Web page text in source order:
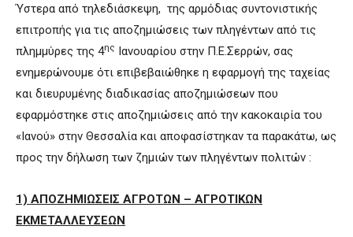
Ύστερα από τηλεδιάσκεψη, της αρμόδιας συντονιστικής
επιτροπής για τις αποζημιώσεις των πληγέντων από τις
πλημμύρες της 4ης Ιανουαρίου στην Π.Ε.Σερρών, σας
ενημερώνουμε ότι επιβεβαιώθηκε η εφαρμογή της ταχείας
και διευρυμένης διαδικασίας αποζημιώσεων που
εφαρμόστηκε στις αποζημιώσεις από την κακοκαιρία του
«Ιανού» στην Θεσσαλία και αποφασίστηκαν τα παρακάτω, ως
προς την δήλωση των ζημιών των πληγέντων πολιτών :
1) ΑΠΟΖΗΜΙΩΣΕΙΣ ΑΓΡΟΤΩΝ – ΑΓΡΟΤΙΚΩΝ
ΕΚΜΕΤΑΛΛΕΥΣΕΩΝ